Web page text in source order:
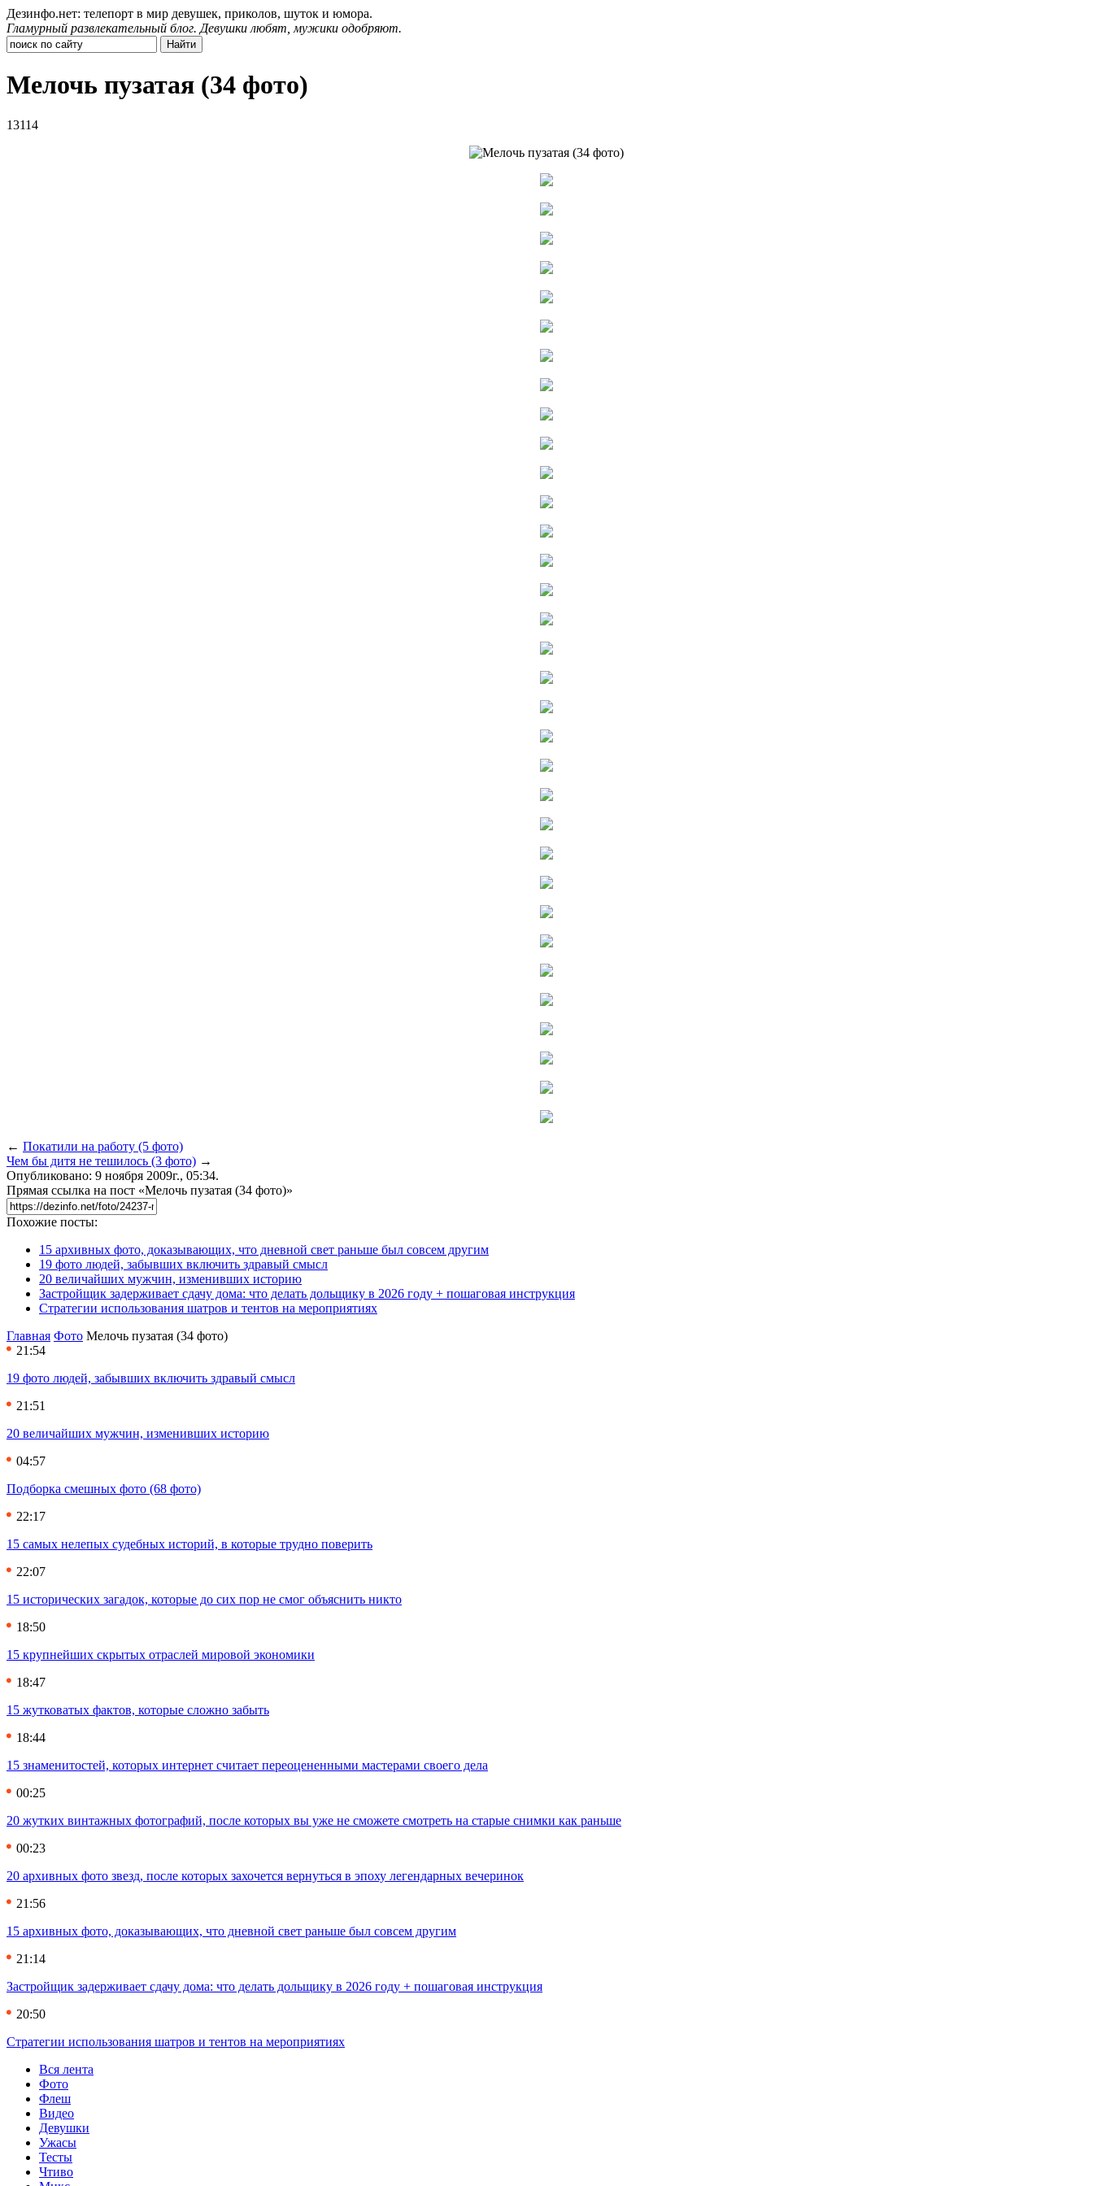
Дезинфо.нет: телепорт в мир девушек, приколов, шуток и юмора.
Гламурный развлекательный блог. Девушки любят, мужики одобряют.
Мелочь пузатая (34 фото)
13114
← Покатили на работу (5 фото)
Чем бы дитя не тешилось (3 фото) →
Опубликовано: 9 ноября 2009г., 05:34.
Прямая ссылка на пост «Мелочь пузатая (34 фото)»
Похожие посты:
15 архивных фото, доказывающих, что дневной свет раньше был совсем другим
19 фото людей, забывших включить здравый смысл
20 величайших мужчин, изменивших историю
Застройщик задерживает сдачу дома: что делать дольщику в 2026 году + пошаговая инструкция
Стратегии использования шатров и тентов на мероприятиях
Главная Фото Мелочь пузатая (34 фото)
21:54
19 фото людей, забывших включить здравый смысл
21:51
20 величайших мужчин, изменивших историю
04:57
Подборка смешных фото (68 фото)
22:17
15 самых нелепых судебных историй, в которые трудно поверить
22:07
15 исторических загадок, которые до сих пор не смог объяснить никто
18:50
15 крупнейших скрытых отраслей мировой экономики
18:47
15 жутковатых фактов, которые сложно забыть
18:44
15 знаменитостей, которых интернет считает переоцененными мастерами своего дела
00:25
20 жутких винтажных фотографий, после которых вы уже не сможете смотреть на старые снимки как раньше
00:23
20 архивных фото звезд, после которых захочется вернуться в эпоху легендарных вечеринок
21:56
15 архивных фото, доказывающих, что дневной свет раньше был совсем другим
21:14
Застройщик задерживает сдачу дома: что делать дольщику в 2026 году + пошаговая инструкция
20:50
Стратегии использования шатров и тентов на мероприятиях
Вся лента
Фото
Флеш
Видео
Девушки
Ужасы
Тесты
Чтиво